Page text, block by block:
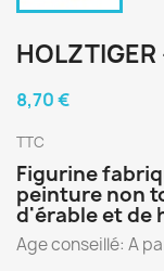
8,70 €
TTC
Figurine
peinture non
d'érable et de
Age conseillé: A